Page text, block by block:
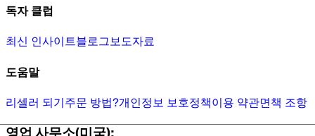
독자 클럽
최신 인사이트블로그보도자료
도움말
리셀러 되기주문 방법?개인정보 보호정책이용 약관면책 조항